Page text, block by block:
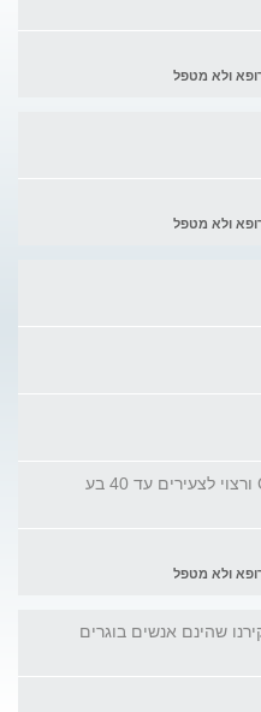
שהינם אנשים בוגרים